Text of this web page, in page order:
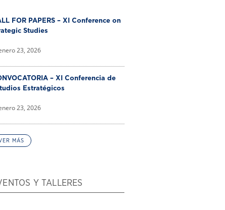
FOR PAPERS – XI Conference on
Studies
23, 2026
– XI Conferencia de
Estratégicos
23, 2026
MÁS
Y TALLERES